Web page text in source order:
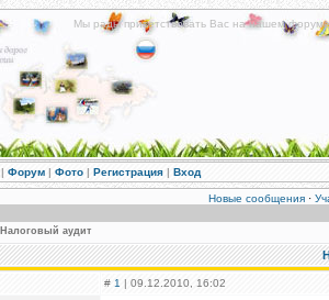
Мы рады приветствовать Вас на нашем
| Форум | Фото | Регистрация | Вход
Новые сообщения·
Налоговый аудит
# 1 | 09.12.2010, 16:02